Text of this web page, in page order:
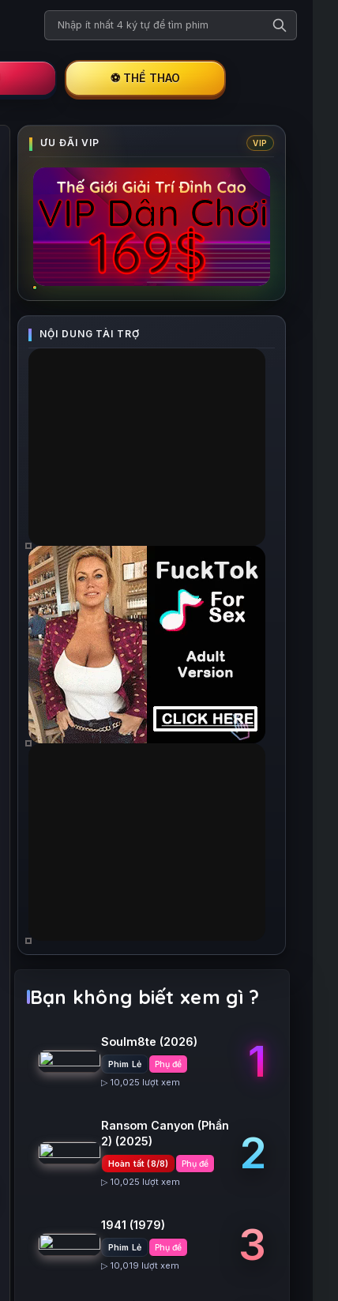
Tìm kiếm phim
⚽ THỂ THAO
Bạn không biết xem gì ?
Soulm8te (2026)
Phim Lẻ Phụ đề
▷ 10,025 lượt xem 1
Ransom Canyon (Phần
2) (2025)
Hoàn tất (8/8) Phụ đề
▷ 10,025 lượt xem
2
1941 (1979)
Phim Lẻ Phụ đề
▷ 10,019 lượt xem 3